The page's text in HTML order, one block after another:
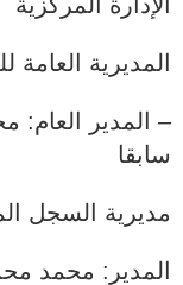
المديرية العامة
– المدير العام:
سابقا
مديرية السجل
المدير: محمد